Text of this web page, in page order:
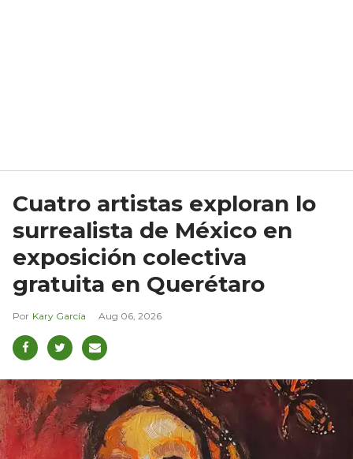
Cuatro artistas exploran lo
surrealista de México en
exposición colectiva
gratuita en Querétaro
Kary García Aug 06, 2026